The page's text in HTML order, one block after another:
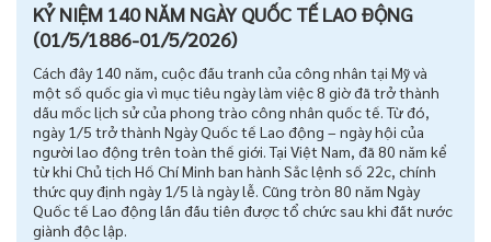
KỶ NIỆM 140 NĂM NGÀY QUỐC TẾ LAO ĐỘNG
(01/5/1886-01/5/2026)
Cách đây 140 năm, cuộc đấu tranh của công nhân tại Mỹ và
một số quốc gia vì mục tiêu ngày làm việc 8 giờ đã trở thành
dấu mốc lịch sử của phong trào công nhân quốc tế. Từ đó,
ngày 1/5 trở thành Ngày Quốc tế Lao động – ngày hội của
người lao động trên toàn thế giới. Tại Việt Nam, đã 80 năm kể
từ khi Chủ tịch Hồ Chí Minh ban hành Sắc lệnh số 22c, chính
thức quy định ngày 1/5 là ngày lễ. Cũng tròn 80 năm Ngày
Quốc tế Lao động lần đầu tiên được tổ chức sau khi đất nước
giành độc lập.